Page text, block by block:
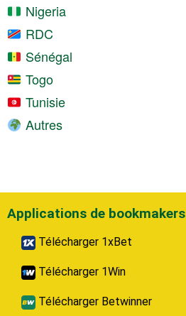
Nigeria
RDC
Sénégal
Togo
Tunisie
Autres
Applications de bookmakers
Télécharger 1xBet
Télécharger 1Win
Télécharger Betwinner